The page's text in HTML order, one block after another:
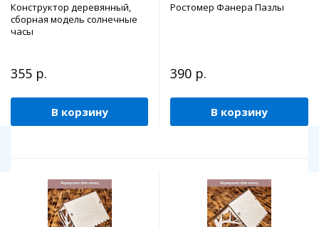
Конструктор деревянный,
сборная модель солнечные
часы
355 р.
В корзину
Ростомер Фанера Пазлы
390 р.
В корзину